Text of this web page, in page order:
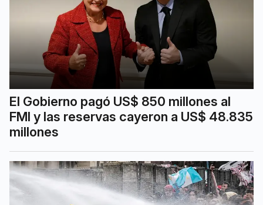
El Gobierno pagó US$ 850 millones al
FMI y las reservas cayeron a US$ 48.835
millones